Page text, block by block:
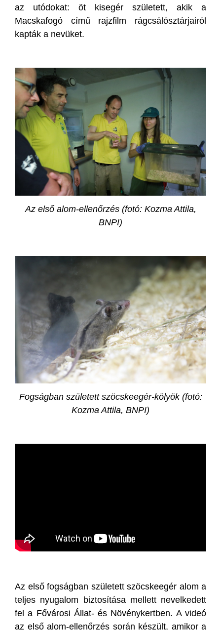
az utódokat: öt kisegér született, akik a
Macskafogó című rajzfilm rágcsálósztárjairól
kapták a nevüket.
Az első alom-ellenőrzés (fotó: Kozma Attila,
BNPI)
Fogságban született szöcskeegér-kölyök (fotó:
Kozma Attila, BNPI)
Az első fogságban született szöcskeegér alom a
teljes nyugalom biztosítása mellett nevelkedett
fel a Fővárosi Állat- és Növénykertben. A videó
az első alom-ellenőrzés során készült, amikor a